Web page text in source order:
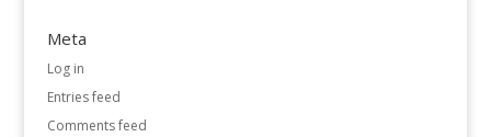
Meta
Log in
Entries feed
Comments feed